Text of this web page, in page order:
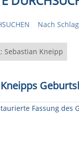
Nach
Sebastian Kneipp